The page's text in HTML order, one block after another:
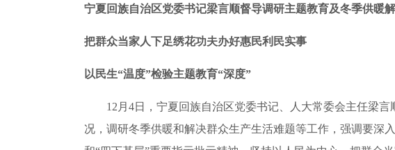
宁夏回族自治区党委书记梁言顺督导调研主题教育及冬季供暖
把群众当家人下足绣花功夫办好惠民利民实事
以民生“温度”检验主题教育“深度”
12月4日，宁夏回族自治区党委书记、人大常委会主任梁言
况，调研冬季供暖和解决群众生产生活难题等工作，强调要深